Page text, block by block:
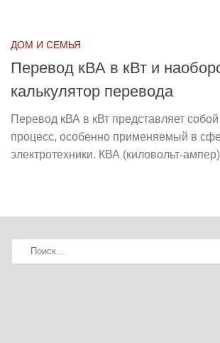
ДОМ И СЕМЬЯ
Перевод кВА в кВт и
калькулятор перевода
Перевод кВА в кВт представляет
процесс, особенно применяемый в
электротехники. КВА (киловольт-
Найти: